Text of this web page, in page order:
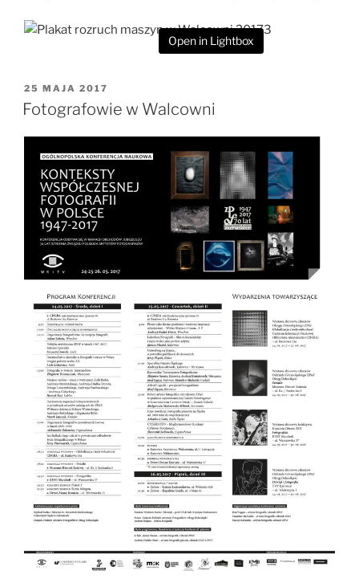
Open in Lightbox
OPUBLIKOWANE
W
25 MAJA 2017
Fotografowie w Walcowni